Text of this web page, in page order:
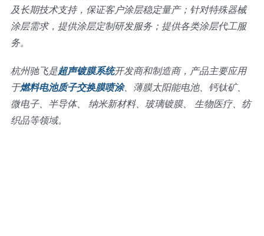
及长期技术支持，保证客户涂层稳定量产；针对特殊器械
涂层需求，提供涂层定制研发服务；提供各类涂层代工服
务。
杭州驰飞是超声镀膜系统开发商和制造商，产品主要应用
于燃料电池质子交换膜喷涂、薄膜太阳能电池、钙钛矿、
微电子、半导体、 纳米新材料、玻璃镀膜、 生物医疗、纺
织品等领域。